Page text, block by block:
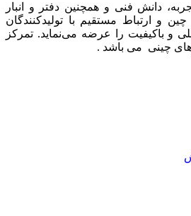
دانش فنی و همچنین دفتر و انبار
و ارتباط مستقیم با تولیدکنندگان
و باکیفیت را عرضه می‌نماید. تمرکز
چینی می باشد .